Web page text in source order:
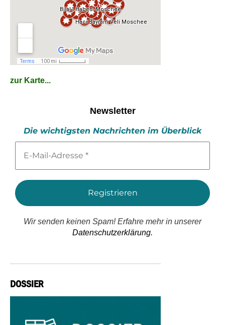
zur Karte...
Newsletter
Die wichtigsten Nachrichten im Überblick
Mail-
*
Wir senden keinen Spam! Erfahre mehr in unserer
Datenschutzerklärung.
DOSSIER